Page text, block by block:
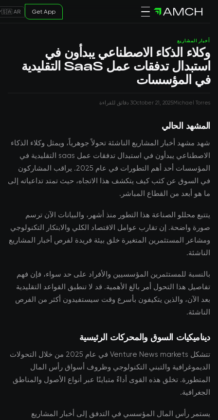
🇸🇦 AR Get App
أخبار المشاريع
وكلاء الذكاء الاصطناعي يبدأون في
استبدال تدفقات عمل SaaS التقليدية
في المؤسسات
Michael Torres
October 21, 20253 دقائق للقراءة
المشهد الحالي
شهد مشهد أخبار المشاريع الناشئة تحولاً جوهرياً، ويمثل وكلاء الذكاء
الاصطناعي يبدأون في استبدال تدفقات عمل saas التقليدية في
المؤسسات أحد أهم التطورات في عام 2025. يراقب المشاركون
في السوق عن كثب كيف يتكشف هذا الاتجاه، حيث تمتد تداعياته إلى
ما هو أبعد من القطاع المباشر.
يتتبع محللو الصناعة هذا التطور منذ أشهر، والبيانات الآن ترسم
صورة واضحة. إن تقارب عوامل الاقتصاد الكلي والابتكار التكنولوجي
ومشاعر المستثمرين المتغيرة خلق بيئة فريدة لفرص أخبار المشاريع
الناشئة.
بالنسبة للمستثمرين المؤسسيين والأفراد على حد سواء، فإن فهم
تفاصيل هذا التحول أمر بالغ الأهمية. قد لا تنطبق القواعد التقليدية
بعد الآن، والذين يتكيفون بأسرع وقت سيستفيدون أكثر من الفرص
الناشئة.
ديناميكيات السوق والمحركات الرئيسية
تتشكل Venture News markets في عام 2025 من خلال التحولات
الديموغرافية والتبني التكنولوجي وظروف أسواق رأس المال
المتطورة. تخلق هذه القوى أداءً متباينًا عبر أنواع الأصول والمناطق
الجغرافية.
يستمر رأس المال المؤسسي في التدفق إلى أخبار المشاريع